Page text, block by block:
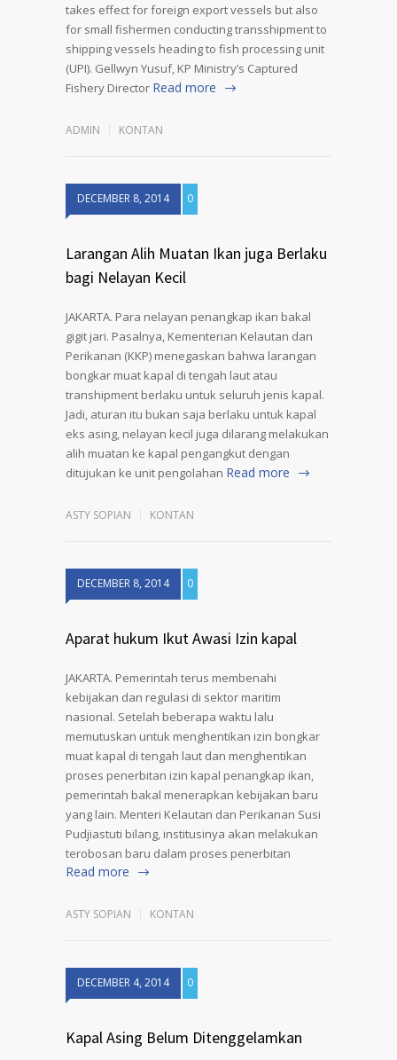
takes effect for foreign export vessels but also
for small fishermen conducting transshipment to
shipping vessels heading to fish processing unit
(UPI). Gellwyn Yusuf, KP Ministry’s Captured
Fishery Director Read more
ADMIN KONTAN
DECEMBER 8, 2014 0
Larangan Alih Muatan Ikan juga Berlaku
bagi Nelayan Kecil
JAKARTA. Para nelayan penangkap ikan bakal
gigit jari. Pasalnya, Kementerian Kelautan dan
Perikanan (KKP) menegaskan bahwa larangan
bongkar muat kapal di tengah laut atau
transhipment berlaku untuk seluruh jenis kapal.
Jadi, aturan itu bukan saja berlaku untuk kapal
eks asing, nelayan kecil juga dilarang melakukan
alih muatan ke kapal pengangkut dengan
ditujukan ke unit pengolahan Read more
ASTY SOPIAN KONTAN
DECEMBER 8, 2014 0
Aparat hukum Ikut Awasi Izin kapal
JAKARTA. Pemerintah terus membenahi
kebijakan dan regulasi di sektor maritim
nasional. Setelah beberapa waktu lalu
memutuskan untuk menghentikan izin bongkar
muat kapal di tengah laut dan menghentikan
proses penerbitan izin kapal penangkap ikan,
pemerintah bakal menerapkan kebijakan baru
yang lain. Menteri Kelautan dan Perikanan Susi
Pudjiastuti bilang, institusinya akan melakukan
terobosan baru dalam proses penerbitan
Read more
ASTY SOPIAN KONTAN
DECEMBER 4, 2014 0
Kapal Asing Belum Ditenggelamkan